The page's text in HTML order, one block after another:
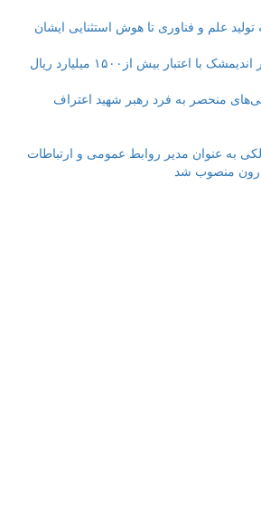
تولید علم و فناوری تا هوش استثنایی ایشان
منحصر به فرد رهبر شهید اعتراف
به عنوان مدیر روابط عمومی و ارتباطات
منصوب شد